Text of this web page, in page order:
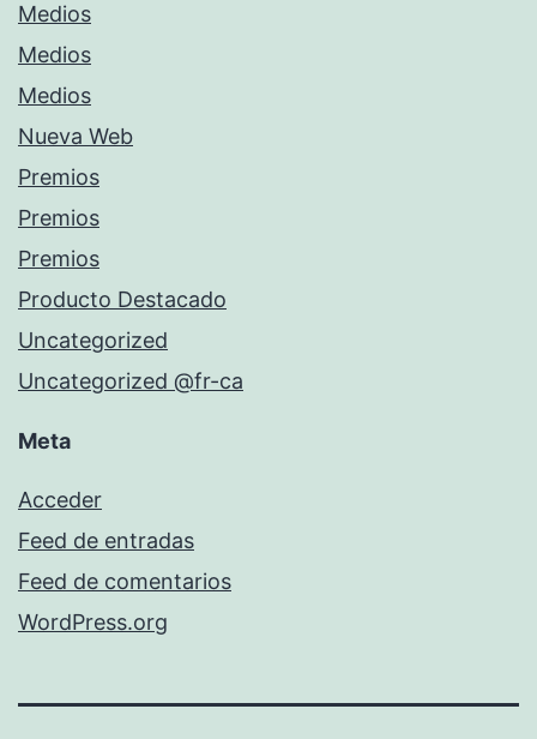
Medios
Medios
Medios
Nueva Web
Premios
Premios
Premios
Producto Destacado
Uncategorized
Uncategorized @fr-ca
Meta
Acceder
Feed de entradas
Feed de comentarios
WordPress.org